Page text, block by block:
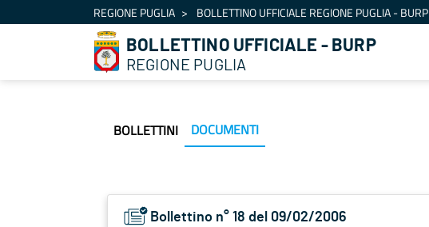
Salta al contenutoREGIONE PUGLIA BOLLETTINO UFFICIALE REGIONE PUGLIA - BURP
BOLLETTINO UFFICIALE - BURP
REGIONE PUGLIA
BOLLETTINI DOCUMENTI
Bollettino n° 18 del 09/02/2006